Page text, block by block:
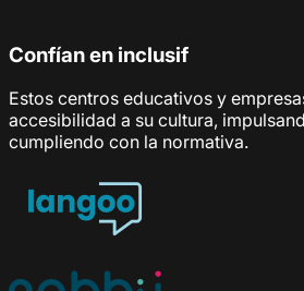
Confían en inclusif
Estos centros educativos y
accesibilidad a su cultura,
cumpliendo con la normativa.